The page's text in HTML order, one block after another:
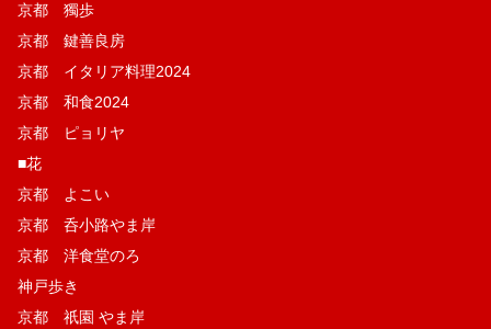
京都 獨歩
京都 鍵善良房
京都 イタリア料理2024
京都 和食2024
京都 ピョリヤ
■花
京都 よこい
京都 呑小路やま岸
京都 洋食堂のろ
神戸歩き
京都 祇園 やま岸